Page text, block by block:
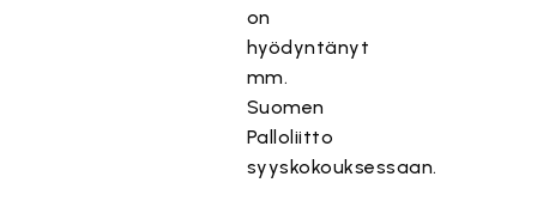
on
hyödyntänyt
mm.
Suomen
Palloliitto
syyskokouksessaan.